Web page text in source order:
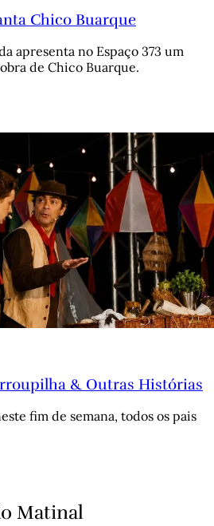
Chico Buarque
apresenta no Espaço 373 um
de Chico Buarque.
& Outras Histórias
fim de semana, todos os pais
Matinal